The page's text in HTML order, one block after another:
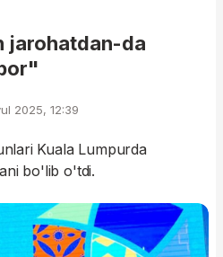
jarohatdan-da
2025, 12:39
Kuala Lumpurda
bo'lib o'tdi.